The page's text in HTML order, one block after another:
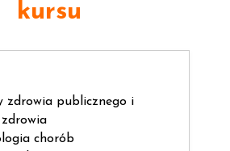
kursu
zdrowia publicznego i
chorób